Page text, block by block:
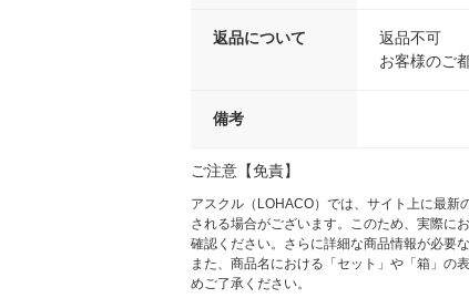
返品について
返品不可
お客様のご
備考
ご注意【免責】
アスクル（LOHACO）では、サイト上に最
される場合がございます。このため、実際に
確認ください。さらに詳細な商品情報が必要
また、商品名における「セット」や「箱」の
めご了承ください。